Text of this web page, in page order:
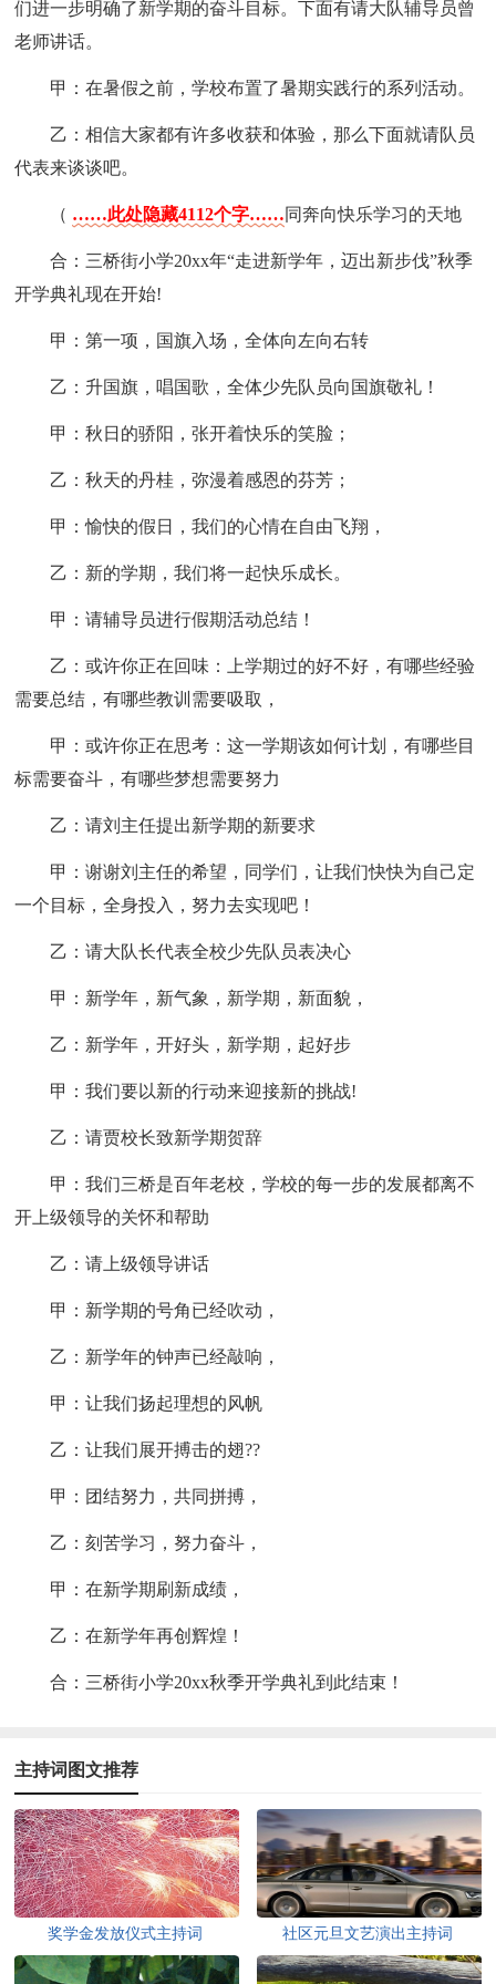
们进一步明确了新学期的奋斗目标。下面有请大队辅导员曾
老师讲话。
甲：在暑假之前，学校布置了暑期实践行的系列活动。
乙：相信大家都有许多收获和体验，那么下面就请队员
代表来谈谈吧。
（ ……此处隐藏4112个字……同奔向快乐学习的天地
合：三桥街小学20xx年“走进新学年，迈出新步伐”秋季
开学典礼现在开始!
甲：第一项，国旗入场，全体向左向右转
乙：升国旗，唱国歌，全体少先队员向国旗敬礼！
甲：秋日的骄阳，张开着快乐的笑脸；
乙：秋天的丹桂，弥漫着感恩的芬芳；
甲：愉快的假日，我们的心情在自由飞翔，
乙：新的学期，我们将一起快乐成长。
甲：请辅导员进行假期活动总结！
乙：或许你正在回味：上学期过的好不好，有哪些经验
需要总结，有哪些教训需要吸取，
甲：或许你正在思考：这一学期该如何计划，有哪些目
标需要奋斗，有哪些梦想需要努力
乙：请刘主任提出新学期的新要求
甲：谢谢刘主任的希望，同学们，让我们快快为自己定
一个目标，全身投入，努力去实现吧！
乙：请大队长代表全校少先队员表决心
甲：新学年，新气象，新学期，新面貌，
乙：新学年，开好头，新学期，起好步
甲：我们要以新的行动来迎接新的挑战!
乙：请贾校长致新学期贺辞
甲：我们三桥是百年老校，学校的每一步的发展都离不
开上级领导的关怀和帮助
乙：请上级领导讲话
甲：新学期的号角已经吹动，
乙：新学年的钟声已经敲响，
甲：让我们扬起理想的风帆
乙：让我们展开搏击的翅??
甲：团结努力，共同拼搏，
乙：刻苦学习，努力奋斗，
甲：在新学期刷新成绩，
乙：在新学年再创辉煌！
合：三桥街小学20xx秋季开学典礼到此结束！
主持词图文推荐
奖学金发放仪式主持词 社区元旦文艺演出主持词